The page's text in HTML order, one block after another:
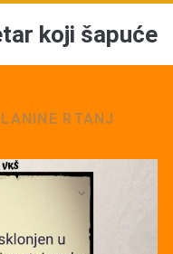
koji šapuće
RTANJ